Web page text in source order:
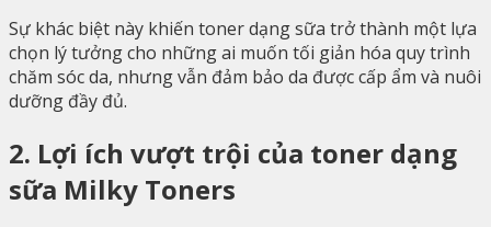
Sự khác biệt này khiến toner dạng sữa trở thành một lựa
chọn lý tưởng cho những ai muốn tối giản hóa quy trình
chăm sóc da, nhưng vẫn đảm bảo da được cấp ẩm và nuôi
dưỡng đầy đủ.
2. Lợi ích vượt trội của toner dạng
sữa Milky Toners